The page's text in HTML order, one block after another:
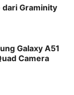
dari Graminity
Galaxy A51
Camera